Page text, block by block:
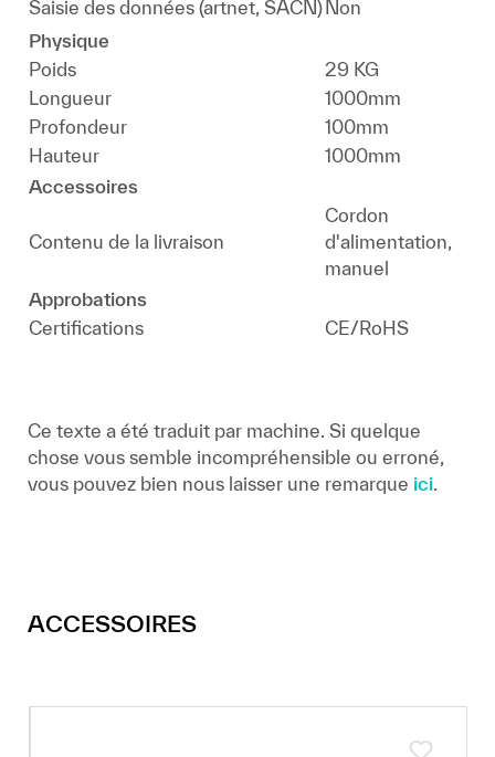
Saisie des données (artnet, SACN) Non
Physique
Poids
29 KG
Longueur
1000mm
Profondeur
100mm
Hauteur
1000mm
Accessoires
Contenu de la livraison
Cordon
d'alimentation,
manuel
Approbations
Certifications
CE/RoHS
Ce texte a été traduit par machine. Si quelque
chose vous semble incompréhensible ou erroné,
vous pouvez bien nous laisser une remarque ici.
ACCESSOIRES